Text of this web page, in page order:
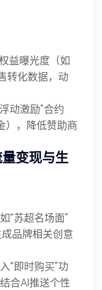
益曝光度（如
转化数据，动
动激励”合约
），降低赞助商
变现与生
“苏超名场面”
品牌相关创意
“即时购买”功
合AI推送个性